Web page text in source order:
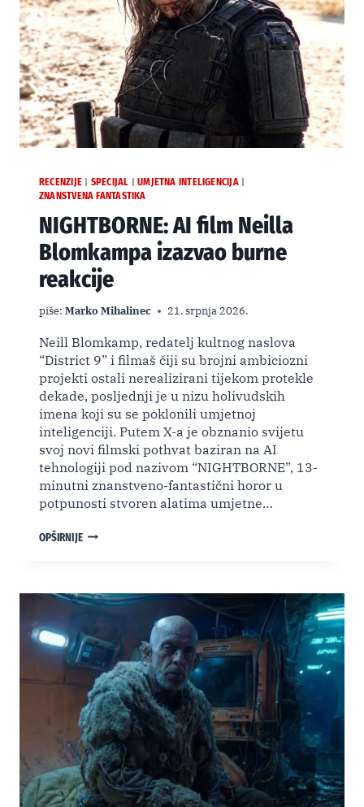
RECENZIJE SPECIJAL |UMJETNA INTELIGENCIJA|
ZNANSTVENA FANTASTIKA
NIGHTBORNE: AI film Neilla
Blomkampa izazvao burne
reakcije
piše: Marko Mihalinec 21. srpnja 2026.
Neill Blomkamp, redatelj kultnog naslova
“District 9” i filmaš čiji su brojni ambiciozni
projekti ostali nerealizirani tijekom protekle
dekade, posljednji je u nizu holivudskih
imena koji su se poklonili umjetnoj
inteligenciji. Putem X-a je obznanio svijetu
svoj novi filmski pothvat baziran na AI
tehnologiji pod nazivom “NIGHTBORNE”, 13-
minutni znanstveno-fantastični horor u
potpunosti stvoren alatima umjetne…
OPŠIRNIJENIGHTBORNE:
BLOMKAMPA
IZAZVAO
BURNE
REAKCIJE